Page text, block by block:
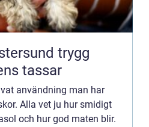
trygg
tassar
användning man har
Alla vet ju hur smidigt
och hur god maten blir.